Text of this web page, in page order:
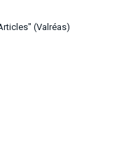
(Valréas)